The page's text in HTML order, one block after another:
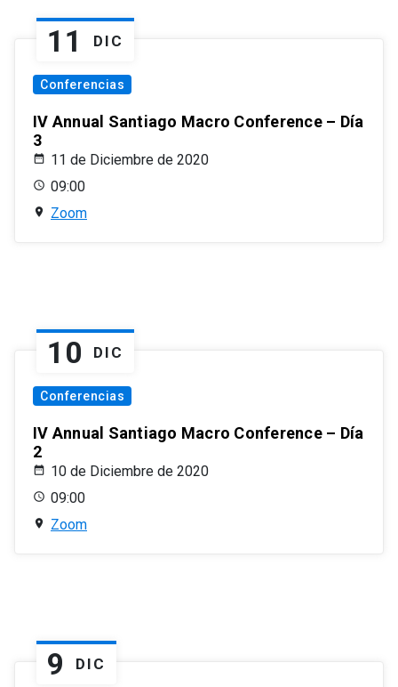
11 DIC
Conferencias
IV Annual Santiago Macro Conference – Día
3
11 de Diciembre de 2020
09:00
Zoom
10 DIC
Conferencias
IV Annual Santiago Macro Conference – Día
2
10 de Diciembre de 2020
09:00
Zoom
9 DIC